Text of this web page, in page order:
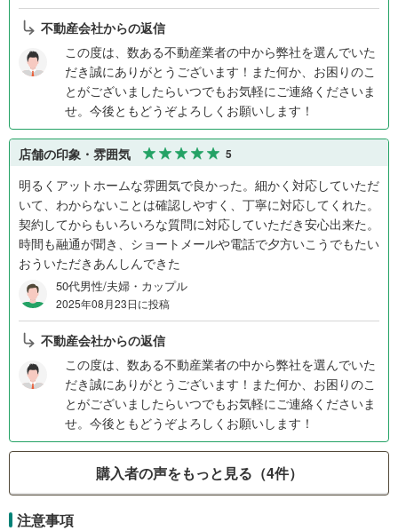
不動産会社からの返信
この度は、数ある不動産業者の中から弊社を選んでいた
だき誠にありがとうございます！また何か、お困りのこ
とがございましたらいつでもお気軽にご連絡くださいま
せ。今後ともどうぞよろしくお願いします！
店舗の印象・雰囲気 5
明るくアットホームな雰囲気で良かった。細かく対応していただ
いて、わからないことは確認しやすく、丁寧に対応してくれた。
契約してからもいろいろな質問に対応していただき安心出来た。
時間も融通が聞き、ショートメールや電話で夕方いこうでもたい
おういただきあんしんできた
50代男性/夫婦・カップル
2025年08月23日に投稿
不動産会社からの返信
この度は、数ある不動産業者の中から弊社を選んでいた
だき誠にありがとうございます！また何か、お困りのこ
とがございましたらいつでもお気軽にご連絡くださいま
せ。今後ともどうぞよろしくお願いします！
購入者の声をもっと見る（4件）
注意事項